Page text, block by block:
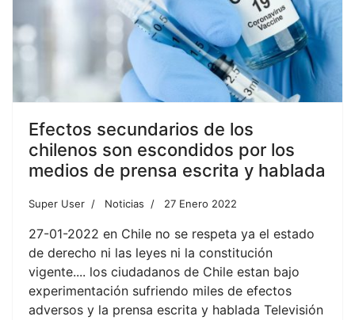
Efectos secundarios de los
chilenos son escondidos por los
medios de prensa escrita y hablada
Super User Noticias 27 Enero 2022
27-01-2022 en Chile no se respeta ya el estado
de derecho ni las leyes ni la constitución
vigente.... los ciudadanos de Chile estan bajo
experimentación sufriendo miles de efectos
adversos y la prensa escrita y hablada Televisión